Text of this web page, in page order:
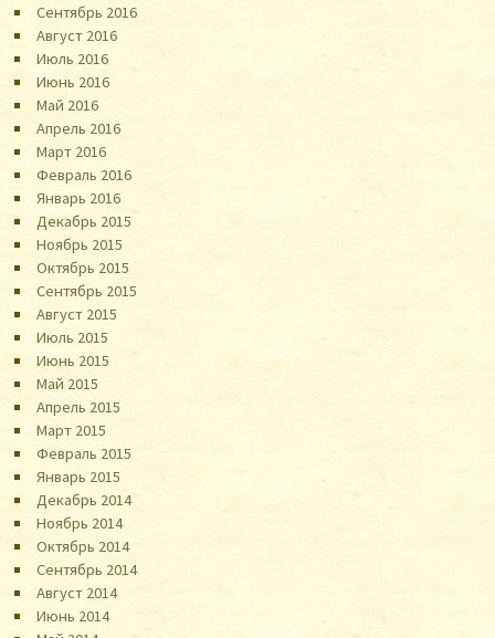
Сентябрь 2016
Август 2016
Июль 2016
Июнь 2016
Май 2016
Апрель 2016
Март 2016
Февраль 2016
Январь 2016
Декабрь 2015
Ноябрь 2015
Октябрь 2015
Сентябрь 2015
Август 2015
Июль 2015
Июнь 2015
Май 2015
Апрель 2015
Март 2015
Февраль 2015
Январь 2015
Декабрь 2014
Ноябрь 2014
Октябрь 2014
Сентябрь 2014
Август 2014
Июнь 2014